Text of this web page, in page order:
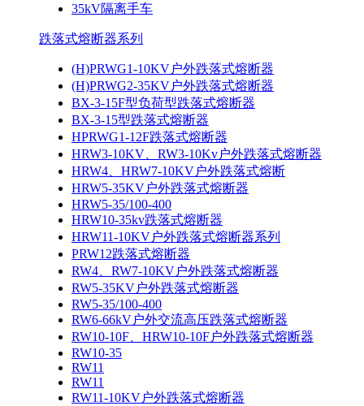
35kV隔离手车
跌落式熔断器系列
(H)PRWG1-10KV户外跌落式熔断器
(H)PRWG2-35KV户外跌落式熔断器
BX-3-15F型负荷型跌落式熔断器
BX-3-15型跌落式熔断器
HPRWG1-12F跌落式熔断器
HRW3-10KV、RW3-10Kv户外跌落式熔断器
HRW4、HRW7-10KV户外跌落式熔断
HRW5-35KV户外跌落式熔断器
HRW5-35/100-400
HRW10-35kv跌落式熔断器
HRW11-10KV户外跌落式熔断器系列
PRW12跌落式熔断器
RW4、RW7-10KV户外跌落式熔断器
RW5-35KV户外跌落式熔断器
RW5-35/100-400
RW6-66kV户外交流高压跌落式熔断器
RW10-10F、HRW10-10F户外跌落式熔断器
RW10-35
RW11
RW11
RW11-10KV户外跌落式熔断器